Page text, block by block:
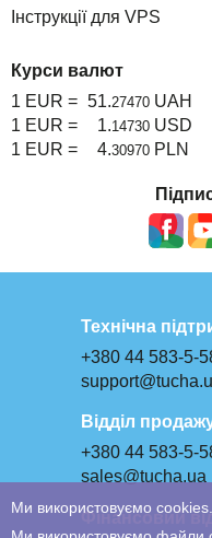
Інструкції для VPS
Курси валют
1 EUR = 51.27470 UAH
1 EUR =
1.14730 USD
1 EUR =
4.30970 PLN
Технічна
+380 44 583-5-
Відділ
+380 44 583-5-
sales@tucha.ua
Фінансовий
Ми використовуємо cookies.